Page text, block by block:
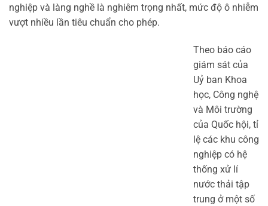
nghiệp và làng nghề là nghiêm trọng nhất, mức độ ô nhiễm
vượt nhiều lần tiêu chuẩn cho phép.
Theo báo cáo
giám sát của
Uỷ ban Khoa
học, Công nghệ
và Môi trường
của Quốc hội, tỉ
lệ các khu công
nghiệp có hệ
thống xử lí
nước thải tập
trung ở một số